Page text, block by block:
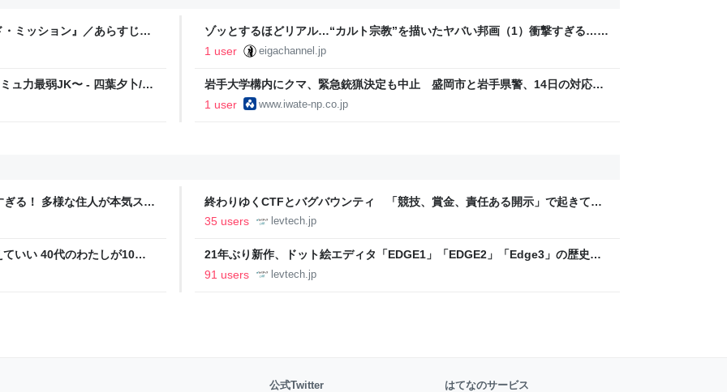
ミッション』／あらすじ評
ゾッとするほどリアル…“カルト宗教”を描いたヤバい邦画（1）衝撃すぎる…過
酷な修行の果てに狂っていく人々
1 user eigachannel.jp
ュ力最弱JK〜 - 四葉夕卜/加
岩手大学構内にクマ、緊急銃猟決定も中止 盛岡市と岩手県警、14日の対応ま
とめ | 岩手日報ONLINE
1 user www.iwate-np.co.jp
る！ 多様な住人が本気スキ
終わりゆくCTFとバグバウンティ 「競技、賞金、責任ある開示」で起きてい
ること【フォーカス】 - レバテックLAB
35 users levtech.jp
いい 40代のわたしが10年
21年ぶり新作、ドット絵エディタ「EDGE1」「EDGE2」「Edge3」の歴史に
ついて作者に聞く【フォーカス】 - レバテックLAB
91 users levtech.jp
公式Twitter はてなのサービス